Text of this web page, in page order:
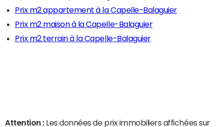
Prix m2 appartement à la Capelle-Balaguier
Prix m2 maison à la Capelle-Balaguier
Prix m2 terrain à la Capelle-Balaguier
Attention : Les données de prix immobiliers affichées sur